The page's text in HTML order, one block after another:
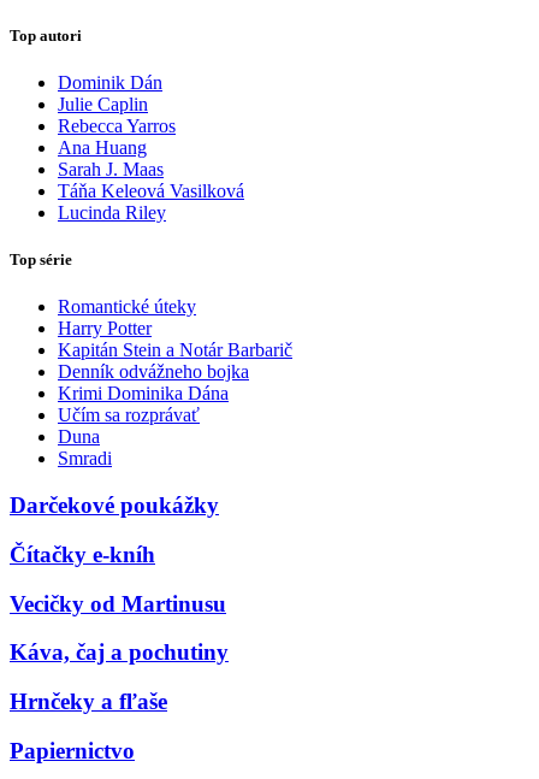
Top autori
Dominik Dán
Julie Caplin
Rebecca Yarros
Ana Huang
Sarah J. Maas
Táňa Keleová Vasilková
Lucinda Riley
Top série
Romantické úteky
Harry Potter
Kapitán Stein a Notár Barbarič
Denník odvážneho bojka
Krimi Dominika Dána
Učím sa rozprávať
Duna
Smradi
Darčekové poukážky
Čítačky e-kníh
Vecičky od Martinusu
Káva, čaj a pochutiny
Hrnčeky a fľaše
Papiernictvo